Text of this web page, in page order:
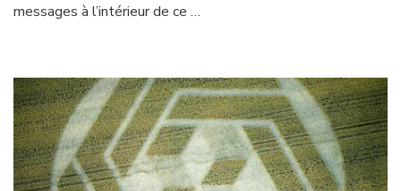
messages à l’intérieur de ce …